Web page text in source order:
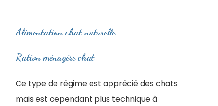
Alimentation chat naturelle
Ration ménagère chat
Ce type de régime est apprécié des chats
mais est cependant plus technique à